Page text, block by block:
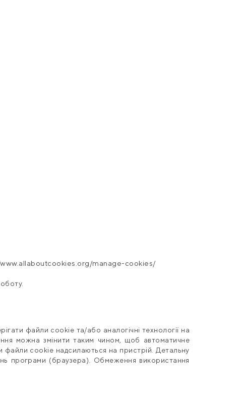
allaboutcookies .org/manage-cookies/
файли cookie та/або аналогічні технології на
можна змінити таким чином, щоб автоматичне
cookie надсилаються на пристрій. Детальну
програми (браузера). Обмеження використання